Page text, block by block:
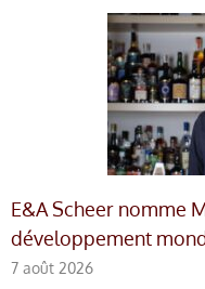
E&A Scheer nomme
développement
7 août 2026